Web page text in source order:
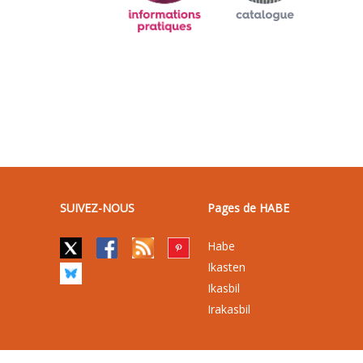
SUIVEZ-NOUS Pages de HABE
Habe
Ikasten
Ikasbil
Irakasbil